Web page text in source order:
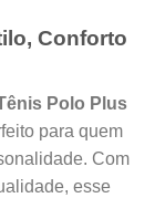
Conforto
Polo Plus
para quem
Com
esse